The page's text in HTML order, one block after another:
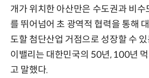
개가 위치한 아산만은 수도권과 비수
를 뛰어넘어 초 광역적 협력을 통해
도할 첨단산업 거점으로 성장할 수 있
이밸리는 대한민국의 50년, 100년
고 말했다.